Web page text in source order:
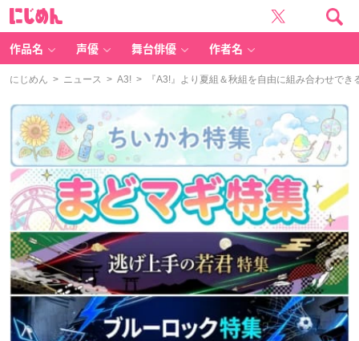
作品名 声優 舞台俳優 作者名
にじめん > ニュース > A3! > 『A3!』より夏組＆秋組を自由に組み合わせで